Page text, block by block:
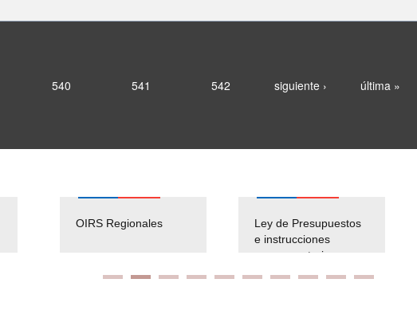
540 541 542 siguiente › última »
OIRS Regionales
Ley de Presupuestos
e instrucciones
presuspuetarias